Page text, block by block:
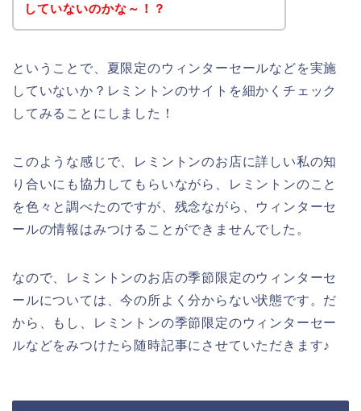
していないのかな～！？
ということで、夏限定のウィンターセールなどを実施
していないか？レミントンのサイトを細かくチェック
してみることにしました！
このような感じで、レミントンのお店に詳しい私の知
り合いにも協力してもらいながら、レミントンのこと
を色々と調べたのですが、残念ながら、ウィンターセ
ールの情報はみつけることができませんでした。
なので、レミントンのお店の季節限定のウィンターセ
ールについては、今の所よく分からない状態です。だ
から、もし、レミントンの季節限定のウィンターセー
ルなどをみつけたら随時記事にさせていただきます♪